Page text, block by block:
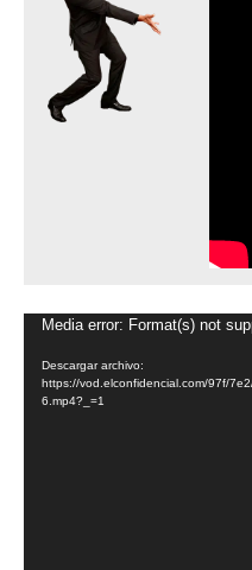
Media error: Format(s) not
Descargar archivo:
https://vod.elconfidencial.com/97f/
6.mp4?_=1